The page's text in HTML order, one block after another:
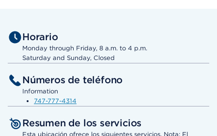
Horario
Monday through Friday, 8 a.m. to 4 p.m.
Saturday and Sunday, Closed
Números de teléfono
Information
747-777-4314
Resumen de los servicios
Esta ubicación ofrece los siguientes servicios. Nota: El